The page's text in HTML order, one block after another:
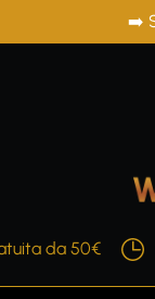
➡️
da 50€